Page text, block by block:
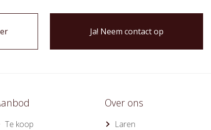
Ja! Neem contact op
Te koop
Over ons
Laren